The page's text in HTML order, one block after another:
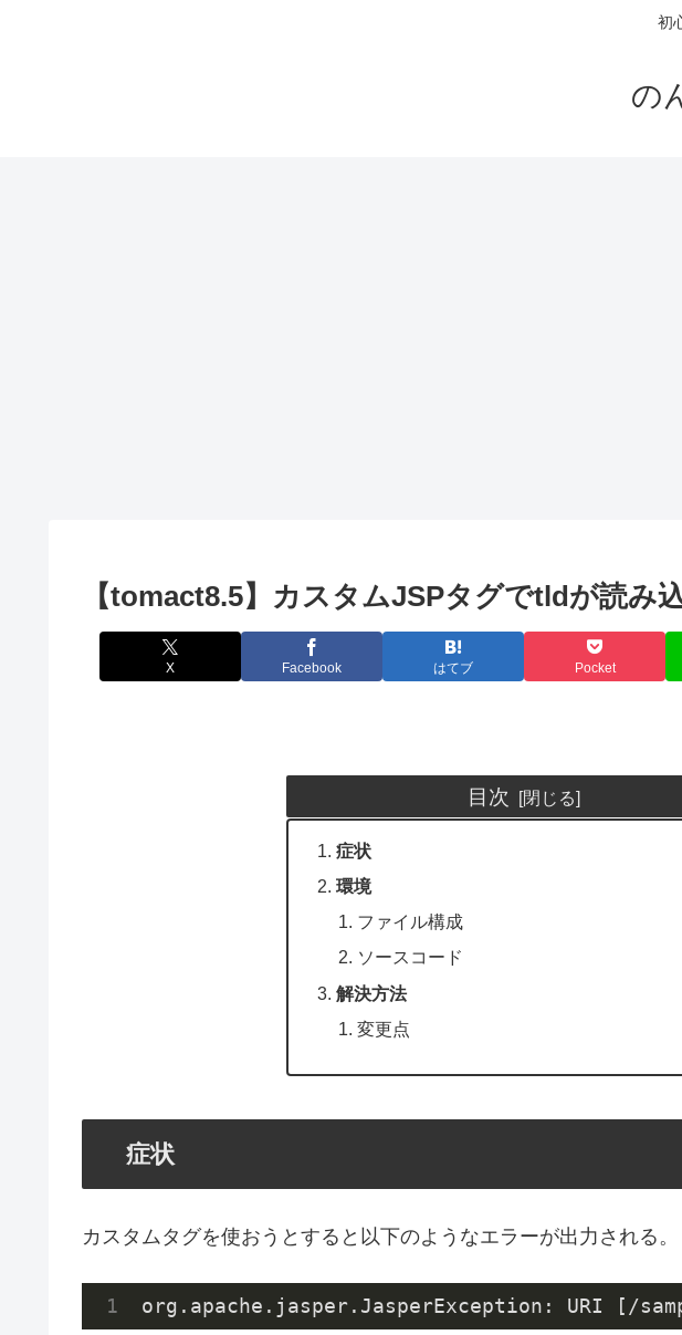
初
の
【tomact8.5】カスタムJSPタグでtldが読み
X Facebook はてブ Pocket
目次
症状
環境
ファイル構成
ソースコード
解決方法
変更点
症状
カスタムタグを使おうとすると以下のようなエラーが出力される。
org.apache.jasper.JasperException: URI [/